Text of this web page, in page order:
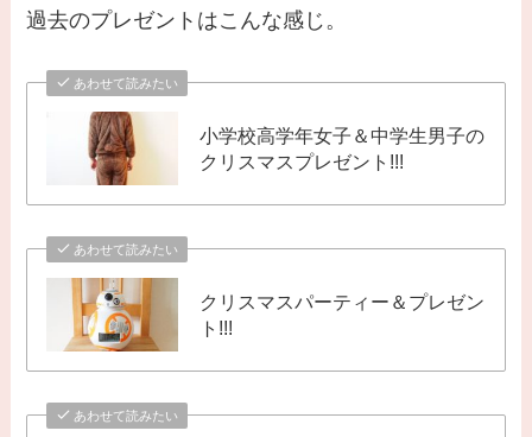
過去のプレゼントはこんな感じ。
あわせて読みたい
小学校高学年女子＆中学生男子の
クリスマスプレゼント!!!
あわせて読みたい
クリスマスパーティー＆プレゼン
ト!!!
あわせて読みたい